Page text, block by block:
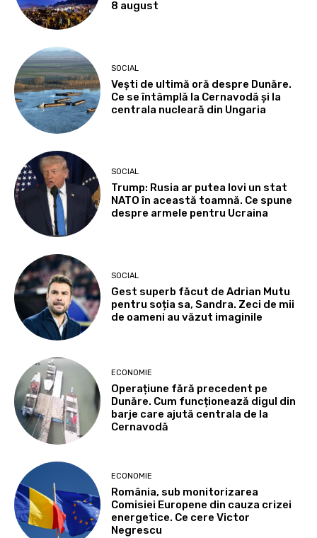
8 august
SOCIAL
Vești de ultimă oră despre Dunăre.
Ce se întâmplă la Cernavodă și la
centrala nucleară din Ungaria
SOCIAL
Trump: Rusia ar putea lovi un stat
NATO în această toamnă. Ce spune
despre armele pentru Ucraina
SOCIAL
Gest superb făcut de Adrian Mutu
pentru soția sa, Sandra. Zeci de mii
de oameni au văzut imaginile
ECONOMIE
Operațiune fără precedent pe
Dunăre. Cum funcționează digul din
barje care ajută centrala de la
Cernavodă
ECONOMIE
România, sub monitorizarea
Comisiei Europene din cauza crizei
energetice. Ce cere Victor
Negrescu